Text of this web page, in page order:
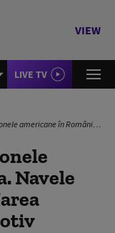
VIEW
LIVE TV
Navele militare rusești din Marea Neagră, principalul motiv
Navele